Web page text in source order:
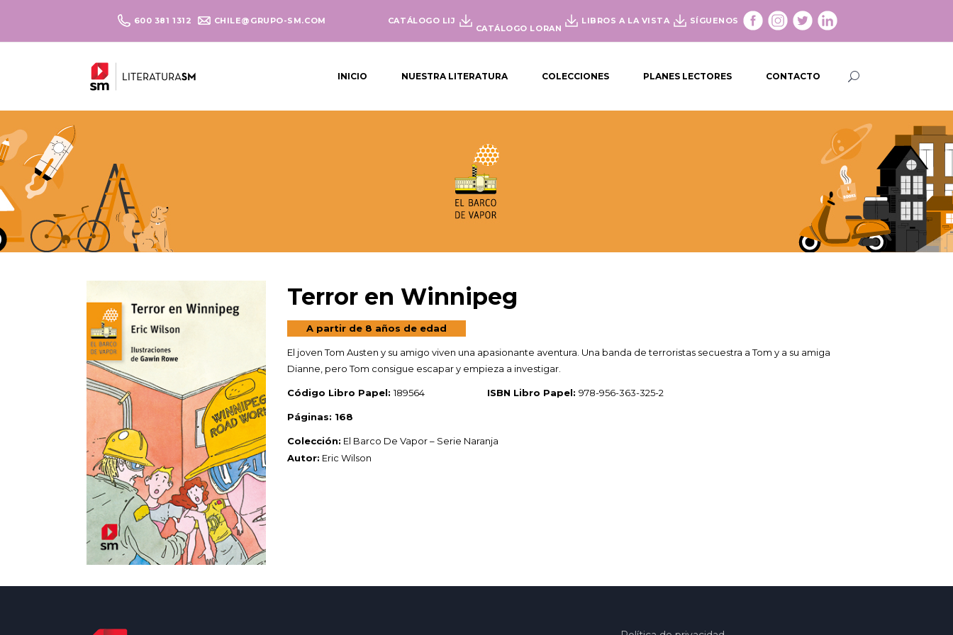
600 381 1312 CHILE@GRUPO-SM.COM CATÁLOGO LIJ
CATÁLOGO LORAN
LIBROS A LA VISTA SÍGUENOS
INICIO NUESTRA LITERATURA COLECCIONES PLANES LECTORES CONTACTO
Terror en Winnipeg
A partir de 8 años de edad
El joven Tom Austen y su amigo viven una apasionante aventura. Una banda de terroristas secuestra a Tom y a su amiga
Dianne, pero Tom consigue escapar y empieza a investigar.
Código Libro Papel:189564 ISBN Libro Papel: 978-956-363-325-2
Páginas: 168
Colección: El Barco De Vapor – Serie Naranja
Autor: Eric Wilson